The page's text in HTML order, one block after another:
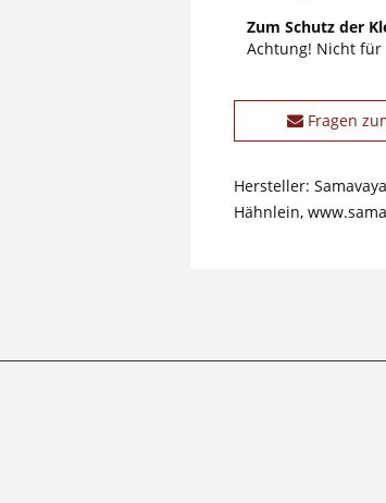
Zum Schutz der
Achtung! Nicht für
Fragen
Hersteller:
Hähnlein,